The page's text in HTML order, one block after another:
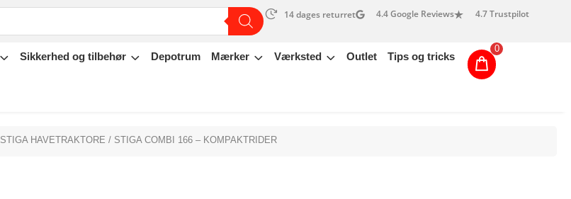
14 dages returret 4.4 Google Reviews 4.7 Trustpilot
Sikkerhed og tilbehør Depotrum Mærker Værksted Outlet Tips og tricks
0
STIGA HAVETRAKTORE / STIGA COMBI 166 – KOMPAKTRIDER